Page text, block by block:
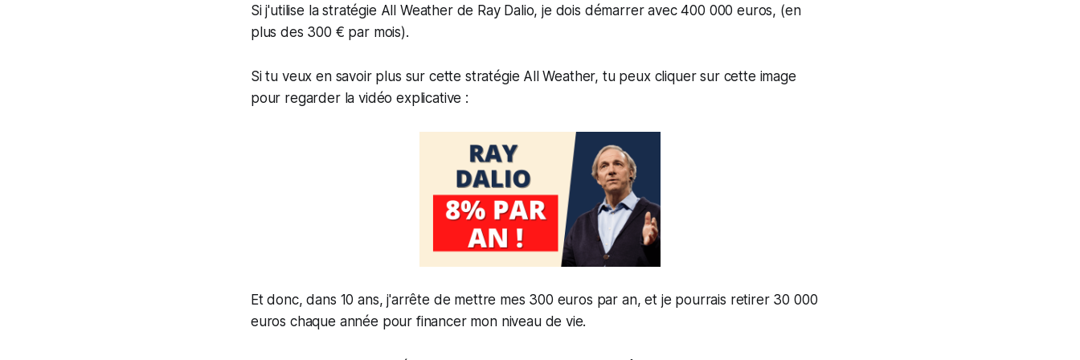
Si j'utilise la stratégie All Weather de Ray Dalio, je dois démarrer avec 400 000 euros, (en
plus des 300 € par mois).
Si tu veux en savoir plus sur cette stratégie All Weather, tu peux cliquer sur cette image
pour regarder la vidéo explicative :
Et donc, dans 10 ans, j'arrête de mettre mes 300 euros par an, et je pourrais retirer 30 000
euros chaque année pour financer mon niveau de vie.